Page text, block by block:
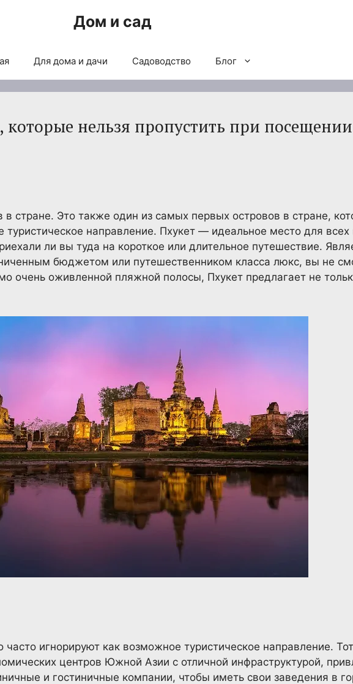
Дом и сад
Для дома и дачи Садоводство Блог
нельзя пропустить при посещении
стране. Это также один из самых первых островов в стране,
туристическое направление. Пхукет — идеальное место для всех
ли вы туда на короткое или длительное путешествие.
бюджетом или путешественником класса люкс, вы не
очень оживленной пляжной полосы, Пхукет предлагает не
игнорируют как возможное туристическое направление.
центров Южной Азии с отличной инфраструктурой,
и гостиничные компании, чтобы иметь свои заведения в